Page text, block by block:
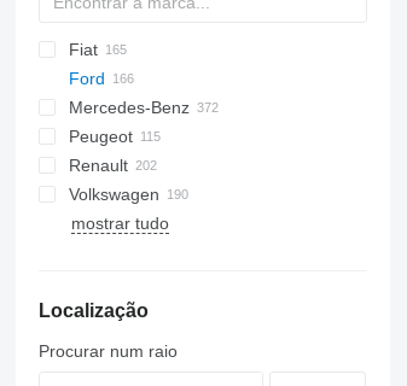
Berlingo
C-series
Jumper
Jumpy
Nemo
Dokker
Logan
Fiat
Doblo
Ducato
Fiorino
Panda
Qubo
Scudo
Ford
Courier
E-Transit
L-series
Tourneo
Tourneo Connect
Transit
Transit 2.2
Transit 110
H-series
Daily
TGE
Deliver
eDeliver
Mercedes-Benz
Citan
Sprinter
V-Class
Vito
eVito
Interstar
Kubistar
NV
Townstar
Combo
Movano
Vivaro
Peugeot
Bipper
Boxer
Expert
Renault
C-series
G-series
T-series
Dyna
Land Cruiser
Yaris
Vivaro
Volkswagen
Caddy
Multivan
Roomster
mostrar tudo
Localização
Procurar num raio